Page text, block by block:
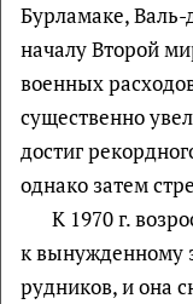
Бурламаке,
началу Второй
военных
существенно
достиг
однако затем
К 1970 г.
к вынужденному
рудников, и она